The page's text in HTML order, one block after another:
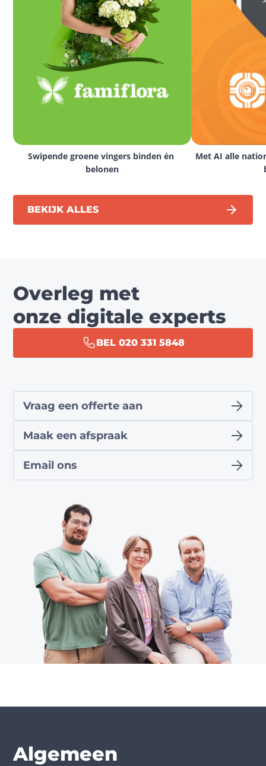
Swipende groene vingers binden én
belonen
Met AI alle
BEKIJK ALLES
Overleg met
onze digitale experts
BEL 020 331 5848
Vraag een offerte aan
Maak een afspraak
Email ons
Algemeen